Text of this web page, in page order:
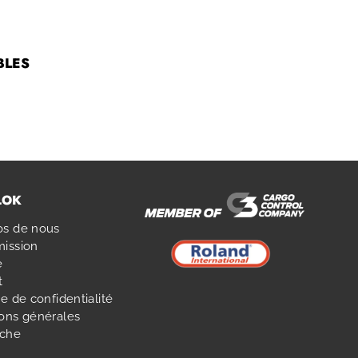
de nous
de confidentialité
générales